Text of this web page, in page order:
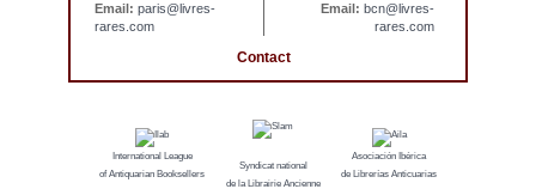
Email: paris@livres-
rares.com
Email: bcn@livres-
rares.com
Contact
International League
of Antiquarian Booksellers
Syndicat national
de la Librairie Ancienne
Asociación Ibérica
de Librerías Anticuarias